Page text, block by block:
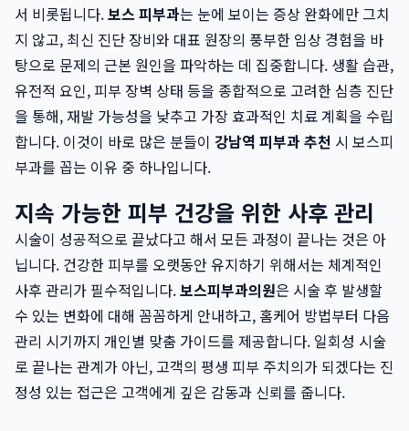
서 비롯됩니다.보스 피부과는 눈에 보이는 증상 완화에만 그치
지 않고, 최신 진단 장비와 대표 원장의 풍부한 임상 경험을 바
탕으로 문제의 근본 원인을 파악하는 데 집중합니다. 생활 습관,
유전적 요인, 피부 장벽 상태 등을 종합적으로 고려한 심층 진단
을 통해, 재발 가능성을 낮추고 가장 효과적인 치료 계획을 수립
합니다. 이것이 바로 많은 분들이 강남역 피부과 추천 시 보스피
부과를 꼽는 이유 중 하나입니다.
지속 가능한 피부 건강을 위한 사후 관리
시술이 성공적으로 끝났다고 해서 모든 과정이 끝나는 것은 아
닙니다. 건강한 피부를 오랫동안 유지하기 위해서는 체계적인
사후 관리가 필수적입니다.보스피부과의원은 시술 후 발생할
수 있는 변화에 대해 꼼꼼하게 안내하고, 홈케어 방법부터 다음
관리 시기까지 개인별 맞춤 가이드를 제공합니다. 일회성 시술
로 끝나는 관계가 아닌, 고객의 평생 피부 주치의가 되겠다는 진
정성 있는 접근은 고객에게 깊은 감동과 신뢰를 줍니다.